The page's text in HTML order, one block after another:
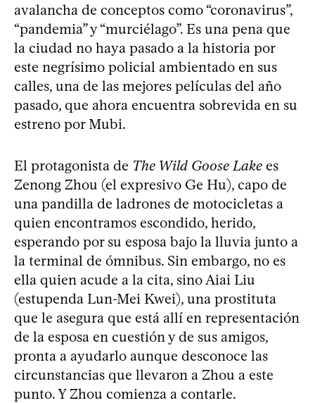
avalancha de conceptos como “coronavirus”,
“pandemia” y “murciélago”. Es una pena que
la ciudad no haya pasado a la historia por
este negrísimo policial ambientado en sus
calles, una de las mejores películas del año
pasado, que ahora encuentra sobrevida en su
estreno por Mubi.
El protagonista de The Wild Goose Lake es
Zenong Zhou (el expresivo Ge Hu), capo de
una pandilla de ladrones de motocicletas a
quien encontramos escondido, herido,
esperando por su esposa bajo la lluvia junto a
la terminal de ómnibus. Sin embargo, no es
ella quien acude a la cita, sino Aiai Liu
(estupenda Lun-Mei Kwei), una prostituta
que le asegura que está allí en representación
de la esposa en cuestión y de sus amigos,
pronta a ayudarlo aunque desconoce las
circunstancias que llevaron a Zhou a este
punto. Y Zhou comienza a contarle.